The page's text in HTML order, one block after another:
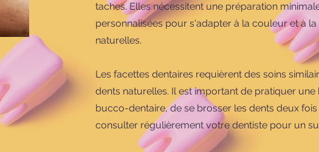
taches. Elles nécessitent une préparation
personnalisées pour s'adapter à la couleur et à
naturelles.
Les facettes dentaires requièrent des soins
dents naturelles. Il est important de pratiquer une
bucco-dentaire, de se brosser les dents deux
consulter régulièrement votre dentiste pour un